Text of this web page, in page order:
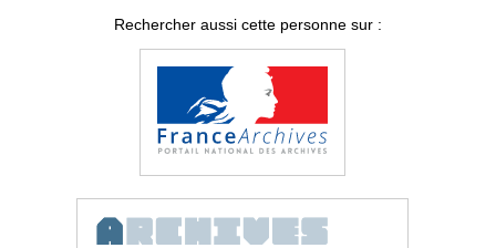
Rechercher aussi cette personne sur :